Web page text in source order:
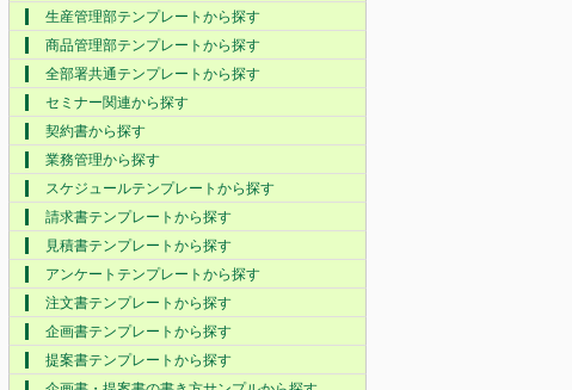
生産管理部テンプレートから探す
商品管理部テンプレートから探す
全部署共通テンプレートから探す
セミナー関連から探す
契約書から探す
業務管理から探す
スケジュールテンプレートから探す
請求書テンプレートから探す
見積書テンプレートから探す
アンケートテンプレートから探す
注文書テンプレートから探す
企画書テンプレートから探す
提案書テンプレートから探す